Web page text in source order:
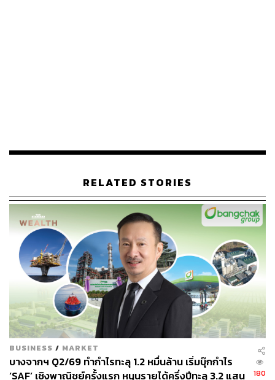
RELATED STORIES
BUSINESS / MARKET
บางจากฯ Q2/69 ทำกำไรทะลุ 1.2 หมื่นล้าน เริ่มบุ๊กกำไร
‘SAF’ เชิงพาณิชย์ครั้งแรก หนุนรายได้ครึ่งปีทะลุ 3.2 แสน
180